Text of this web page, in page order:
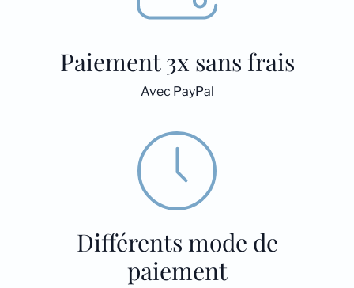
Paiement 3x sans frais
Avec PayPal
Différents mode de
paiement